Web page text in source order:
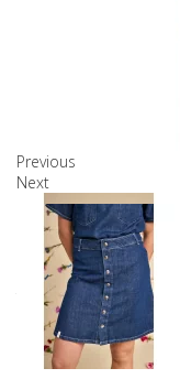
Previous
Next
Produits associés
SKU 17-2780_DENIM_L
89,00 €
Couleurs:
Tailles: